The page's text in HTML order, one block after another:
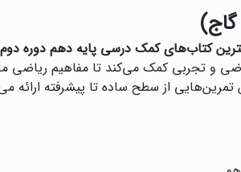
گاج)
کتاب‌های کمک درسی پایه دهم دوره
و تجربی کمک می‌کند تا مفاهیم ریاضی
از سطح ساده تا پیشرفته ارائه